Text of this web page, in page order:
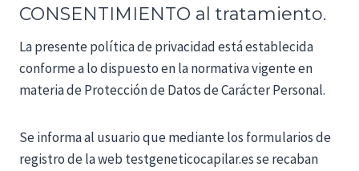
CONSENTIMIENTO al tratamiento.
La presente política de privacidad está establecida
conforme a lo dispuesto en la normativa vigente en
materia de Protección de Datos de Carácter Personal.
Se informa al usuario que mediante los formularios de
registro de la web testgeneticocapilar.es se recaban